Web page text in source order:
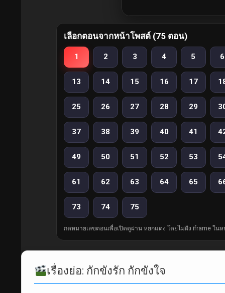
เลือกตอนจากหน้าโพสต์ (75 ตอน)
1 2 3 4 5 6
13 14 15 16 17
25 26 27 28 29
37 38 39 40 41
49 50 51 52 53
61 62 63 64 65
73 74 75
กดหมายเลขตอนเพื่อเปิดดูผ่าน หยกแดง โดยไม่ฝัง iframe ในห
เรื่องย่อ: กักขังรัก กักขังใจ